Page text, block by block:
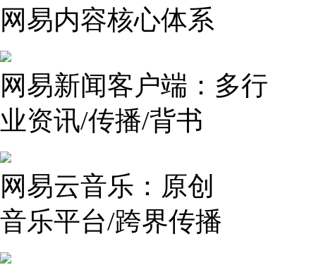
网易内容核心体系
网易新闻客户端：多行
业资讯/传播/背书
网易云音乐：原创
音乐平台/跨界传播